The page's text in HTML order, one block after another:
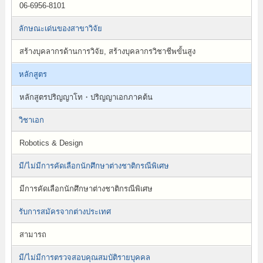
06-6956-8101
ลักษณะเด่นของสาขาวิจัย
สร้างบุคลากรด้านการวิจัย, สร้างบุคลากรวิชาชีพขั้นสูง
หลักสูตร
หลักสูตรปริญญาโท・ปริญญาเอกภาคต้น
วิชาเอก
Robotics & Design
มี/ไม่มีการคัดเลือกนักศึกษาต่างชาติกรณีพิเศษ
มีการคัดเลือกนักศึกษาต่างชาติกรณีพิเศษ
รับการสมัครจากต่างประเทศ
สามารถ
มี/ไม่มีการตรวจสอบคุณสมบัติรายบุคคล